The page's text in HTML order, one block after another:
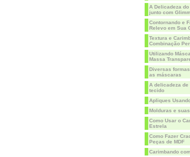
A Delicadeza
junto com
Contornando e
Relevo em Sua
Textura e
Combinação
Utilizando
Massa
Diversas
as máscaras
A delicadeza de
tecido
Apliques
Molduras e
Como Usar o
Estrela
Como Fazer
Peças de MDF
Carimbando